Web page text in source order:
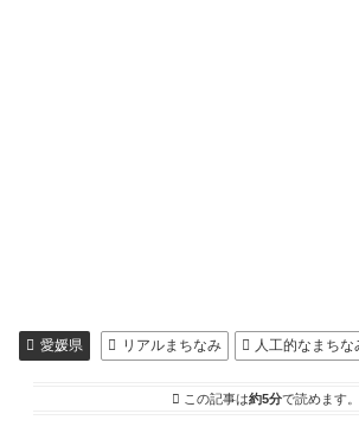
愛媛県 リアルまちなみ 人工的なまちな
この記事は約5分で読めます。